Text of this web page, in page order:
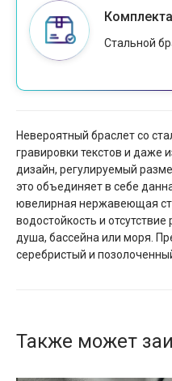
Стальной
Невероятный браслет со
гравировки текстов и даже
дизайн, регулируемый
это объединяет в себе
ювелирная нержавеющая
водостойкость и
душа, бассейна или моря.
серебристый и
Также может